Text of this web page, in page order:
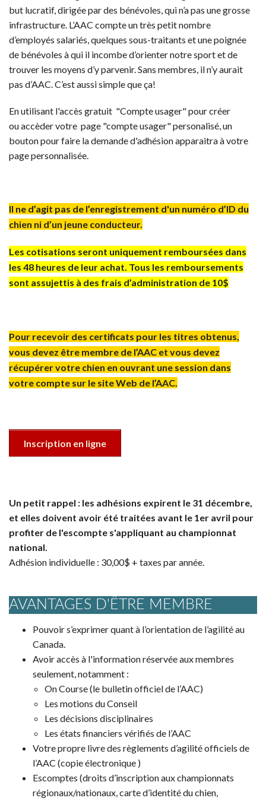
LISTE DES CLUBS
AIDE
but lucratif, dirigée par des bénévoles, qui n’a pas une grosse
infrastructure. L’AAC compte un très petit nombre
d’employés salariés, quelques sous-traitants et une poignée
de bénévoles à qui il incombe d’orienter notre sport et de
trouver les moyens d’y parvenir. Sans membres, il n’y aurait
pas d’AAC. C’est aussi simple que ça!
En utilisant l'accès gratuit "Compte usager" pour créer
ou accèder votre page "compte usager" personalisé, un
bouton pour faire la demande d'adhésion apparaitra à votre
page personnalisée.
Il ne d’agit pas de l’enregistrement d'un numéro d’ID du
chien ni d’un jeune conducteur.
Les cotisations seront uniquement remboursées dans
les 48 heures de leur achat. Tous les remboursements
sont assujettis à des frais d’administration de 10$
Pour recevoir des certificats pour les titres obtenus,
vous devez être membre de l’AAC et vous devez
récupérer votre chien en ouvrant une session dans
votre compte sur le site Web de l’AAC.
Inscription en ligne
Un petit rappel : les adhésions expirent le 31 décembre,
et elles doivent avoir été traitées avant le 1er avril pour
profiter de l'escompte s'appliquant au championnat
national.
Adhésion individuelle : 30,00$ + taxes par année.
AVANTAGES D'ÊTRE MEMBRE
Pouvoir s’exprimer quant à l’orientation de l’agilité au
Canada.
Avoir accès à l'information réservée aux membres
seulement, notamment :
On Course (le bulletin officiel de l’AAC)
Les motions du Conseil
Les décisions disciplinaires
Les états financiers vérifiés de l’AAC
Votre propre livre des règlements d’agilité officiels de
l’AAC (copie électronique )
Escomptes (droits d’inscription aux championnats
régionaux/nationaux, carte d’identité du chien,